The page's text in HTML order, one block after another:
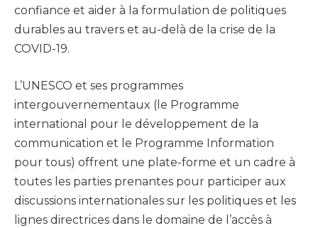
confiance et aider à la formulation de politiques
durables au travers et au-delà de la crise de la
COVID-19.
L’UNESCO et ses programmes
intergouvernementaux (le Programme
international pour le développement de la
communication et le Programme Information
pour tous) offrent une plate-forme et un cadre à
toutes les parties prenantes pour participer aux
discussions internationales sur les politiques et les
lignes directrices dans le domaine de l’accès à